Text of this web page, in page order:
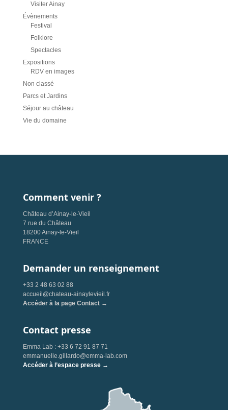
Visiter Ainay
Évènements
Festival
Folklore
Spectacles
Expositions
RDV en images
Non classé
Parcs et Jardins
Séjour au château
Vie du domaine
Comment venir ?
Château d’Ainay-le-Vieil
7 rue du Château
18200 Ainay-le-Vieil
FRANCE
Demander un renseignement
+33 2 48 63 02 88
accueil@chateau-ainaylevieil.fr
Accéder à la page Contact →
Contact presse
Emma Lab : +33 6 72 91 87 71
emmanuelle.gillardo@emma-lab.com
Accéder à l’espace presse →